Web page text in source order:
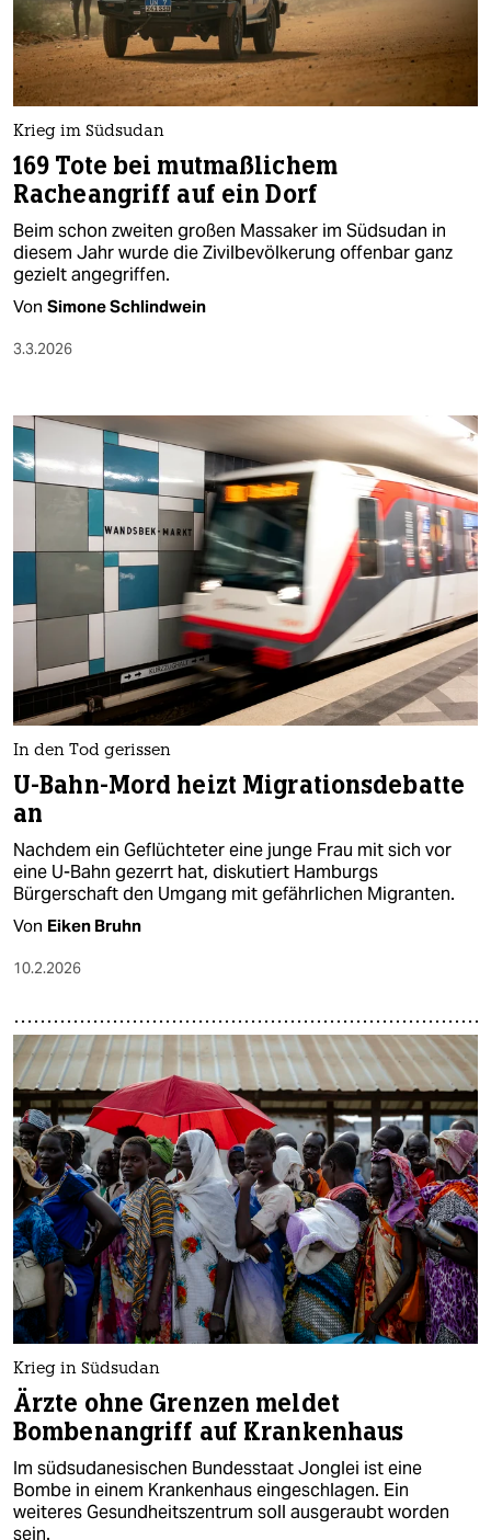
nord
wahrheit
verlag
verlag
veranstaltungen
shop
abo
genossenschaft
epaper login
Krieg im Südsudan
169 Tote bei mutmaßlichem
Racheangriff auf ein Dorf
Beim schon zweiten großen Massaker im Südsudan in
diesem Jahr wurde die Zivilbevölkerung offenbar ganz
gezielt angegriffen.
Von Simone Schlindwein
3.3.2026
In den Tod gerissen
U-Bahn-Mord heizt Migrationsdebatte
an
Nachdem ein Geflüchteter eine junge Frau mit sich vor
eine U-Bahn gezerrt hat, diskutiert Hamburgs
Bürgerschaft den Umgang mit gefährlichen Migranten.
Von Eiken Bruhn
10.2.2026
Krieg in Südsudan
Ärzte ohne Grenzen meldet
Bombenangriff auf Krankenhaus
Im südsudanesischen Bundesstaat Jonglei ist eine
Bombe in einem Krankenhaus eingeschlagen. Ein
weiteres Gesundheitszentrum soll ausgeraubt worden
sein.